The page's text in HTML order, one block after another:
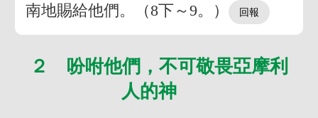
南地賜給他們。（8下～9。）
２ 吩咐他們，不可敬畏亞摩利
人的神